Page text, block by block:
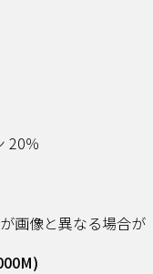
20％
画像と異なる場合が